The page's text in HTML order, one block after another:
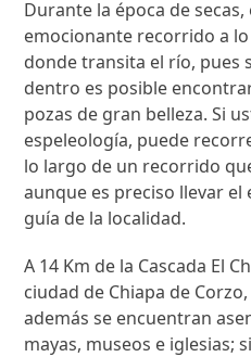
Durante la época de
emocionante recorrido a
donde transita el río, pues
dentro es posible
pozas de gran belleza. Si
espeleología, puede
lo largo de un recorrido
aunque es preciso llevar el
guía de la localidad.
A 14 Km de la Cascada El
ciudad de Chiapa de
además se encuentran
mayas, museos e iglesias;